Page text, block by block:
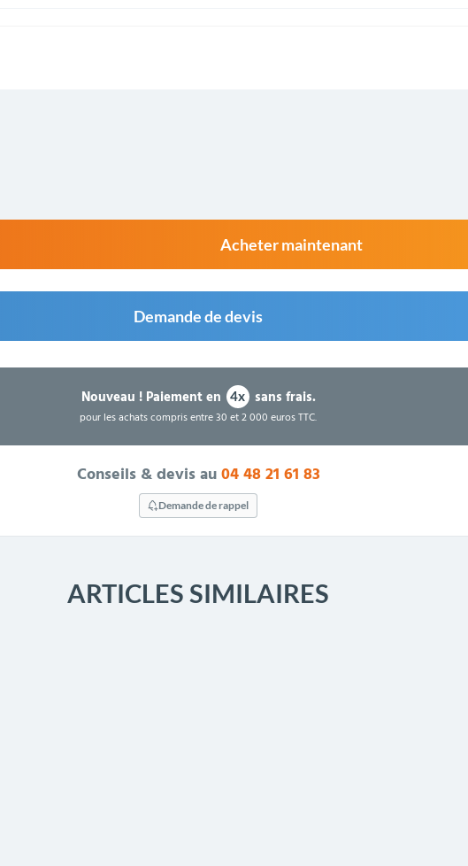
Acheter maintenant
Demande de devis
Nouveau !Paiement en 4x sans frais.
pour les achats compris entre 30 et 2 000 euros TTC.
Conseils & devis au04 48 21 61 83
Demande de rappel
ARTICLES SIMILAIRES